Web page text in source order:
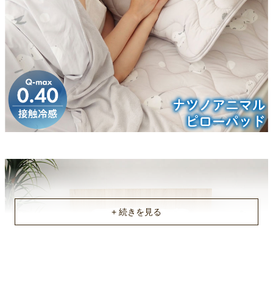
表地目付
140g/m2
裏地目付
55g/m2
仕様
Qmax0.4
お手入れ
原産国
中国